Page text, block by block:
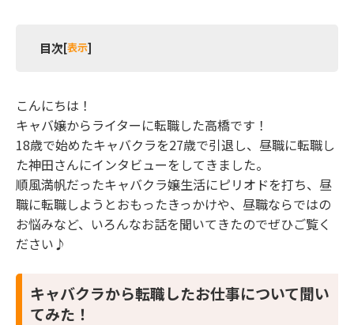
目次[表示]
た！
2 キャバクラから昼職に転職したきっかけは？
3 昼職ならではの苦労を聞いてみた！
こんにちは！
キャバ嬢からライターに転職した高橋です！
18歳で始めたキャバクラを27歳で引退し、昼職に転職し
た神田さんにインタビューをしてきました。
順風満帆だったキャバクラ嬢生活にピリオドを打ち、昼
職に転職しようとおもったきっかけや、昼職ならではの
お悩みなど、いろんなお話を聞いてきたのでぜひご覧く
ださい♪
キャバクラから転職したお仕事について聞い
てみた！